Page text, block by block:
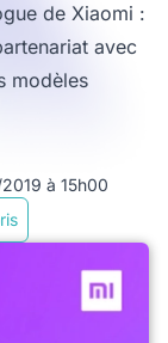
de Xiaomi :
avec
modèles
à 15h00